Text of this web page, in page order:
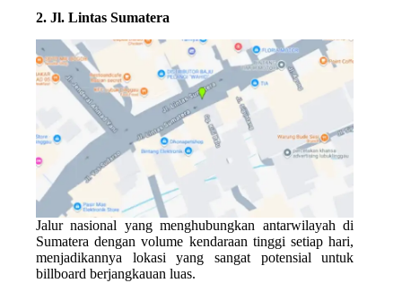
2. Jl. Lintas Sumatera
Jalur nasional yang menghubungkan antarwilayah di
Sumatera dengan volume kendaraan tinggi setiap hari,
menjadikannya lokasi yang sangat potensial untuk
billboard berjangkauan luas.